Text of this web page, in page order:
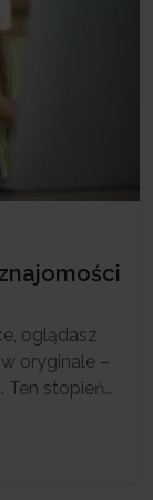
oglądasz
oryginale –
Ten stopień
do literatury